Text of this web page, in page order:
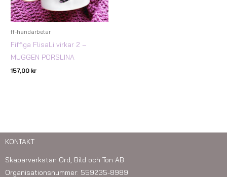
ff-handarbetar
Fiffiga FlisaLi virkar 2 –
MUGGEN PORSLINA
157,00 kr
KONTAKT
Skaparverkstan Ord, Bild och Ton AB
Organisationsnummer: 559235-8989